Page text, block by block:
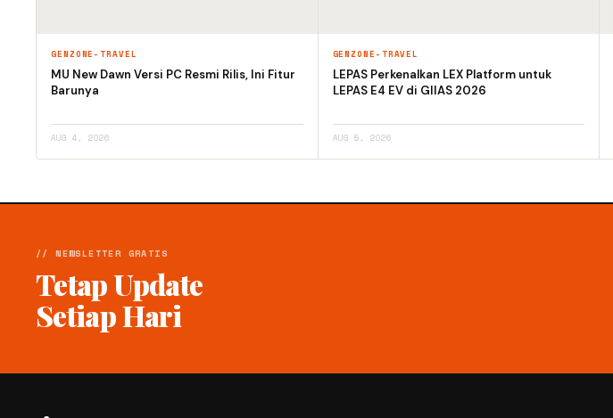
GENZONE-TRAVEL
MU New Dawn Versi PC Resmi Rilis, Ini Fitur
Barunya
AUG 4, 2026
GENZONE-TRAVEL
LEPAS Perkenalkan LEX Platform untuk
LEPAS E4 EV di GIIAS 2026
AUG 5, 2026
// NEWSLETTER GRATIS
Tetap Update
Setiap Hari